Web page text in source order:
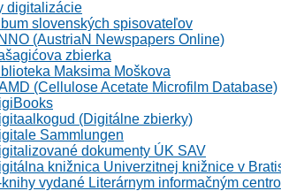
digitalizácie
slovenských spisovateľov
(AustriaN Newspapers Online)
zbierka
Maksima Moškova
(Cellulose Acetate Microfilm Database)
(Digitálne zbierky)
Sammlungen
dokumenty ÚK SAV
knižnica Univerzitnej knižnice v
knihy vydané Literárnym informačným